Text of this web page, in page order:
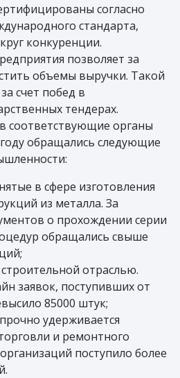
согласно
стандарта,
конкуренции.
позволяет за
объемы выручки. Такой
счет побед в
тендерах.
соответствующие органы
обращались следующие
в сфере изготовления
из металла. За
о прохождении серии
обращались свыше
отраслью.
заявок, поступивших от
85000 штук;
удерживается
и ремонтного
поступило более